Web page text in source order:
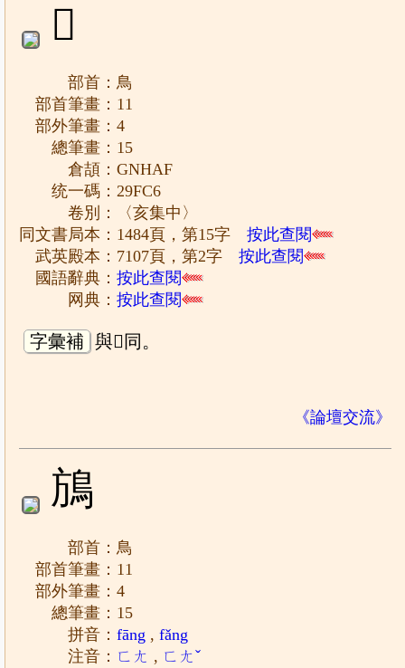
𩿆
部首：鳥
部首筆畫：11
部外筆畫：4
總筆畫：15
倉頡：GNHAF
统一碼：29FC6
卷別：〈亥集中〉
同文書局本：1484頁，第15字按此查閱
武英殿本：7107頁，第2字按此查閱
國語辭典：按此查閱
网典：按此查閱
字彙補 與𩾥同。
《論壇交流》
鴋
部首：鳥
部首筆畫：11
部外筆畫：4
總筆畫：15
拼音：fāng ,fǎng
注音： ㄈㄤ , ㄈㄤˇ